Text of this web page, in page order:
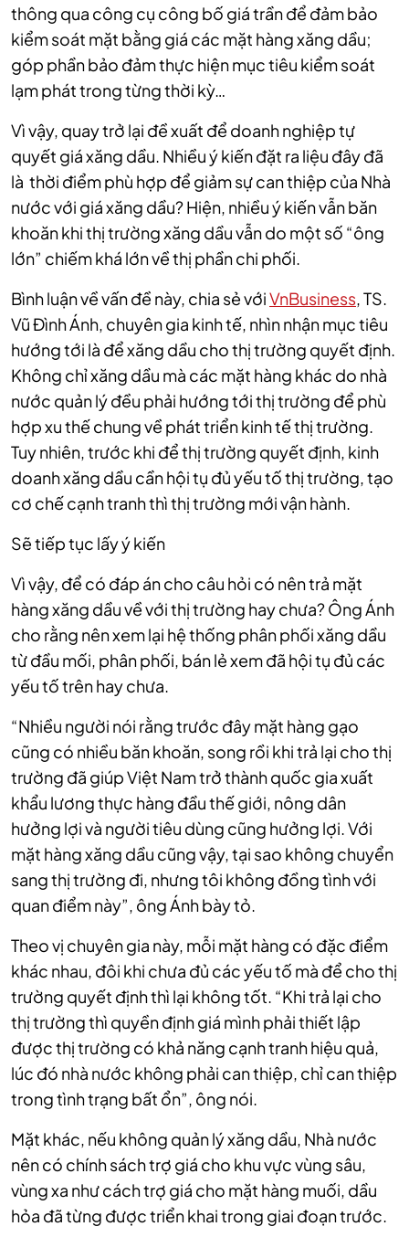
thông qua công cụ công bố giá trần để đảm bảo
kiểm soát mặt bằng giá các mặt hàng xăng dầu;
góp phần bảo đảm thực hiện mục tiêu kiểm soát
lạm phát trong từng thời kỳ…
Vì vậy, quay trở lại đề xuất để doanh nghiệp tự
quyết giá xăng dầu. Nhiều ý kiến đặt ra liệu đây đã
là thời điểm phù hợp để giảm sự can thiệp của Nhà
nước với giá xăng dầu? Hiện, nhiều ý kiến vẫn băn
khoăn khi thị trường xăng dầu vẫn do một số “ông
lớn” chiếm khá lớn về thị phần chi phối.
Bình luận về vấn đề này, chia sẻ vớiVnBusiness, TS.
Vũ Đình Ánh, chuyên gia kinh tế, nhìn nhận mục tiêu
hướng tới là để xăng dầu cho thị trường quyết định.
Không chỉ xăng dầu mà các mặt hàng khác do nhà
nước quản lý đều phải hướng tới thị trường để phù
hợp xu thế chung về phát triển kinh tế thị trường.
Tuy nhiên, trước khi để thị trường quyết định, kinh
doanh xăng dầu cần hội tụ đủ yếu tố thị trường, tạo
cơ chế cạnh tranh thì thị trường mới vận hành.
Sẽ tiếp tục lấy ý kiến
Vì vậy, để có đáp án cho câu hỏi có nên trả mặt
hàng xăng dầu về với thị trường hay chưa? Ông Ánh
cho rằng nên xem lại hệ thống phân phối xăng dầu
từ đầu mối, phân phối, bán lẻ xem đã hội tụ đủ các
yếu tố trên hay chưa.
“Nhiều người nói rằng trước đây mặt hàng gạo
cũng có nhiều băn khoăn, song rồi khi trả lại cho thị
trường đã giúp Việt Nam trở thành quốc gia xuất
khẩu lương thực hàng đầu thế giới, nông dân
hưởng lợi và người tiêu dùng cũng hưởng lợi. Với
mặt hàng xăng dầu cũng vậy, tại sao không chuyển
sang thị trường đi, nhưng tôi không đồng tình với
quan điểm này”, ông Ánh bày tỏ.
Theo vị chuyên gia này, mỗi mặt hàng có đặc điểm
khác nhau, đôi khi chưa đủ các yếu tố mà để cho thị
trường quyết định thì lại không tốt. “Khi trả lại cho
thị trường thì quyền định giá mình phải thiết lập
được thị trường có khả năng cạnh tranh hiệu quả,
lúc đó nhà nước không phải can thiệp, chỉ can thiệp
trong tình trạng bất ổn”, ông nói.
Mặt khác, nếu không quản lý xăng dầu, Nhà nước
nên có chính sách trợ giá cho khu vực vùng sâu,
vùng xa như cách trợ giá cho mặt hàng muối, dầu
hỏa đã từng được triển khai trong giai đoạn trước.